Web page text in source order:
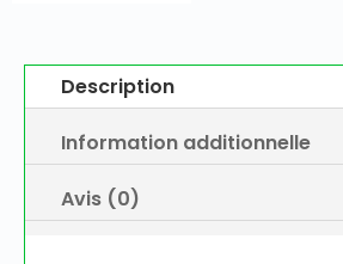
Description
Information additionnelle
Avis (0)